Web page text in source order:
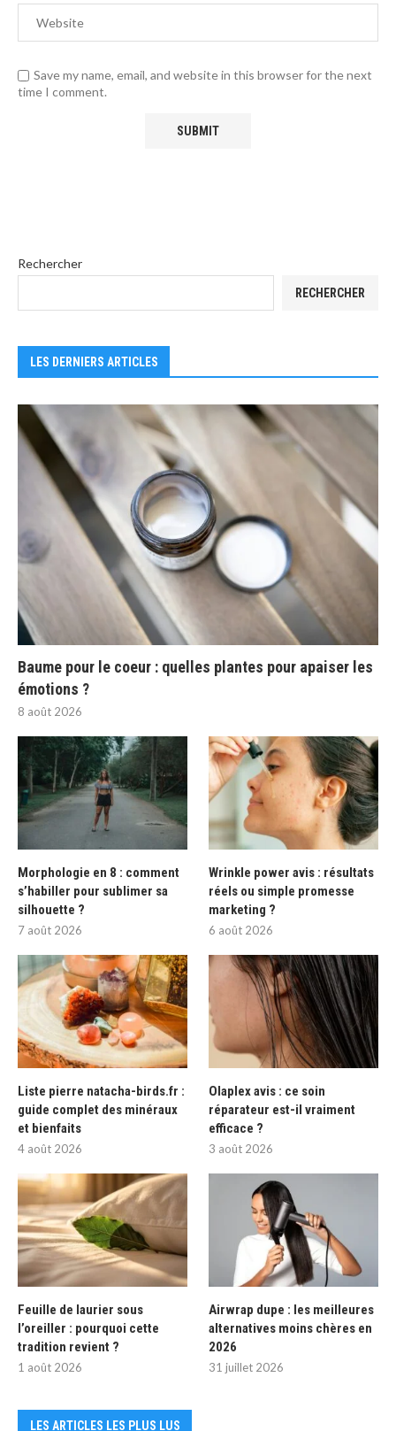
Save my name, email, and website in this browser for the next
time I comment.
Rechercher
RECHERCHER
LES DERNIERS ARTICLES
Baume pour le coeur : quelles plantes pour apaiser les
émotions ?
8 août 2026
Morphologie en 8 : comment
s’habiller pour sublimer sa
silhouette ?
7 août 2026
Wrinkle power avis : résultats
réels ou simple promesse
marketing ?
6 août 2026
Liste pierre natacha-birds.fr :
guide complet des minéraux
et bienfaits
4 août 2026
Olaplex avis : ce soin
réparateur est-il vraiment
efficace ?
3 août 2026
Feuille de laurier sous
l’oreiller : pourquoi cette
tradition revient ?
1 août 2026
Airwrap dupe : les meilleures
alternatives moins chères en
2026
31 juillet 2026
LES ARTICLES LES PLUS LUS